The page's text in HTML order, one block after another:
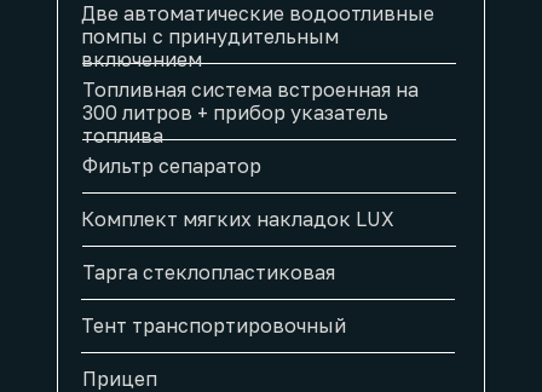
Тарга стеклопластиковая
Комплект мягких накладок LUX
Фильтр сепаратор
Топливная система встроенная на
300 литров + прибор указатель
топлива
Две автоматические водоотливные
помпы с принудительным
включением
Тент транспортировочный
Прицеп